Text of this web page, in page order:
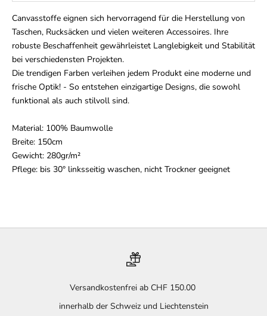
Canvasstoffe eignen sich hervorragend für die Herstellung von
Taschen, Rucksäcken und vielen weiteren Accessoires. Ihre
robuste Beschaffenheit gewährleistet Langlebigkeit und Stabilität
bei verschiedensten Projekten.
Die trendigen Farben verleihen jedem Produkt eine moderne und
frische Optik! - So entstehen einzigartige Designs, die sowohl
funktional als auch stilvoll sind.
Material: 100% Baumwolle
Breite: 150cm
Gewicht: 280gr/m²
Pflege: bis 30° linksseitig waschen, nicht Trockner geeignet
Versandkostenfrei ab CHF 150.00
innerhalb der Schweiz und Liechtenstein